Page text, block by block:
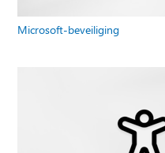
Microsoft-beveiliging